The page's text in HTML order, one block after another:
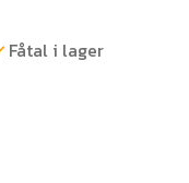
nätet,
Fåtal i lager